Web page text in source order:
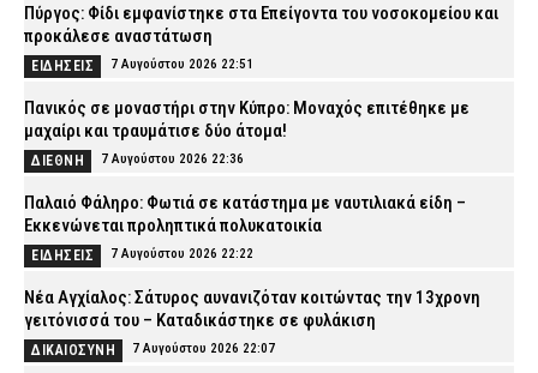
Πύργος: Φίδι εμφανίστηκε στα Επείγοντα του νοσοκομείου και
προκάλεσε αναστάτωση
ΕΙΔΗΣΕΙΣ 7 Αυγούστου 2026 22:51
Πανικός σε μοναστήρι στην Κύπρο: Μοναχός επιτέθηκε με
μαχαίρι και τραυμάτισε δύο άτομα!
ΔΙΕΘΝΗ 7 Αυγούστου 2026 22:36
Παλαιό Φάληρο: Φωτιά σε κατάστημα με ναυτιλιακά είδη –
Εκκενώνεται προληπτικά πολυκατοικία
ΕΙΔΗΣΕΙΣ 7 Αυγούστου 2026 22:22
Νέα Αγχίαλος: Σάτυρος αυνανιζόταν κοιτώντας την 13χρονη
γειτόνισσά του – Καταδικάστηκε σε φυλάκιση
ΔΙΚΑΙΟΣΥΝΗ 7 Αυγούστου 2026 22:07